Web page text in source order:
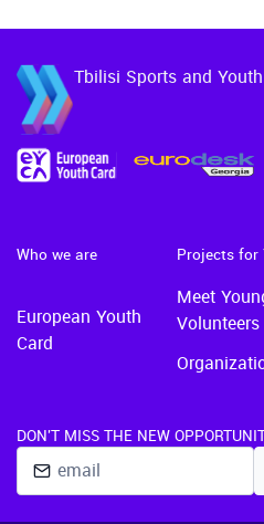
Tbilisi Sports and
Who we are
European Youth
Card
Projects for
Meet
Volunteers
DON'T MISS THE NEW